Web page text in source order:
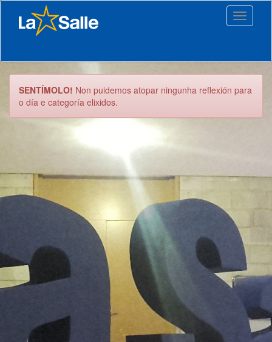
Toggle
SENTÍMOLO! Non puidemos atopar ningunha reflexión para
o día e categoría elixidos.